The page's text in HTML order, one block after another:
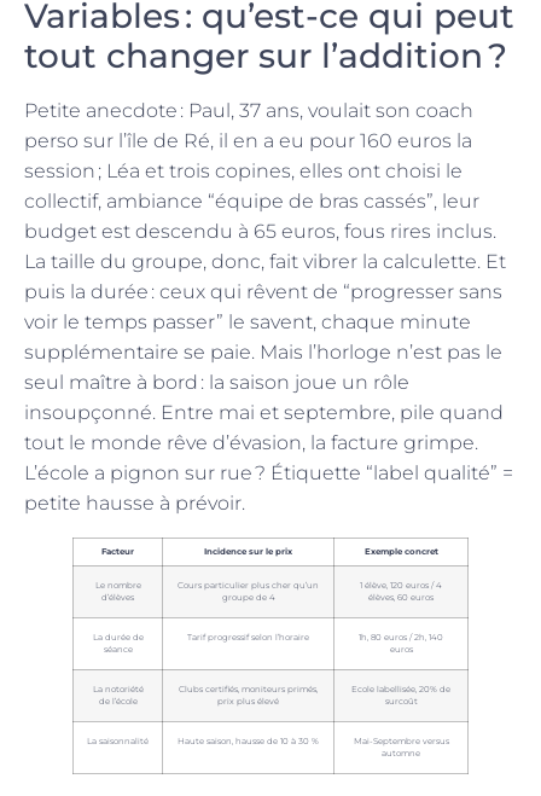
Variables : qu’est-ce qui peut
tout changer sur l’addition ?
Petite anecdote : Paul, 37 ans, voulait son coach
perso sur l’île de Ré, il en a eu pour 160 euros la
session ; Léa et trois copines, elles ont choisi le
collectif, ambiance “équipe de bras cassés”, leur
budget est descendu à 65 euros, fous rires inclus.
La taille du groupe, donc, fait vibrer la calculette. Et
puis la durée : ceux qui rêvent de “progresser sans
voir le temps passer” le savent, chaque minute
supplémentaire se paie. Mais l’horloge n’est pas le
seul maître à bord : la saison joue un rôle
insoupçonné. Entre mai et septembre, pile quand
tout le monde rêve d’évasion, la facture grimpe.
L’école a pignon sur rue ? Étiquette “label qualité” =
petite hausse à prévoir.
Facteur Incidence sur le prix Exemple concret
Le nombre
d’élèves
Cours particulier plus cher qu’un
groupe de 4
1 élève, 120 euros / 4
élèves, 60 euros
La durée de
séance
Tarif progressif selon l’horaire
1h, 80 euros / 2h, 140
euros
La notoriété
de l’école
Clubs certifiés, moniteurs primés,
prix plus élevé
Ecole labellisée, 20% de
surcoût
La saisonnalité Haute saison, hausse de 10 à 30 %
Mai-Septembre versus
automne